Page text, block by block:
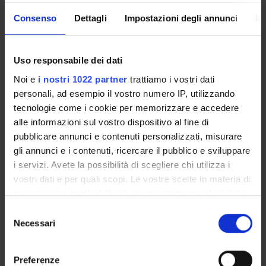
Consenso Dettagli Impostazioni degli annunci
Uso responsabile dei dati
Noi e i nostri 1022 partner trattiamo i vostri dati
personali, ad esempio il vostro numero IP, utilizzando
tecnologie come i cookie per memorizzare e accedere
alle informazioni sul vostro dispositivo al fine di
pubblicare annunci e contenuti personalizzati, misurare
gli annunci e i contenuti, ricercare il pubblico e sviluppare
i servizi. Avete la possibilità di scegliere chi utilizza i
vostri dati e per quali scopi. Le vostre scelte in materia di
privacy sono applicabili solo su questa proprietà digitale
modificare o revocare il proprio consenso in qualsiasi
momento dalla Dichiarazione sui cookie o facendo clic
Necessari
Preferenze
abdominal wall hernias, peritonitis, gastro-duodenal diseases,
hepato-biliary diseases, pancreatic diseases, small and gross
bowel diseases, paediatric gastro-intestinal malformations,
clinical problems concerning the above mentioned diseases.
Evaluate cost/effective strategies related to the diagnosis and
the treatment of the above mentioned diseases.
------------------------
MM: DIDATTICA PRATICA DI CHIRURGIA E UROLOGIA
------------------------
- Surgical and urological semeiotics - Types of surgical
wounds and how to medicate - Criteria for hospitalization and
discharge - Hints of postoperative management - Hints of
Program